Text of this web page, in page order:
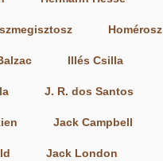
Homérosz
Illés Csilla
J. R. dos Santos
Jack Campbell
Jack London